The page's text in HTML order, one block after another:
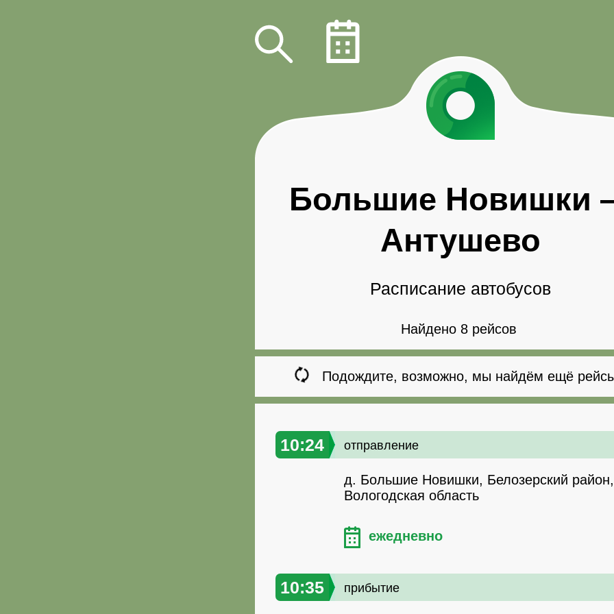
Большие Новишки
Антушево
Расписание автобусов
Найдено 8 рейсов
Подождите, возможно, мы найдём ещё
10:24 отправление
д. Большие Новишки, Белозерский район,
Вологодская область
ежедневно
10:35 прибытие